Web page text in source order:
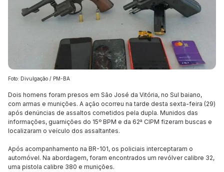
Foto: Divulgação / PM-BA
Dois homens foram presos em São José da Vitória, no Sul baiano,
com armas e munições. A ação ocorreu na tarde desta sexta-feira (29)
após denúncias de assaltos cometidos pela dupla. Munidos das
informações, guarnições do 15º BPM e da 62ª CIPM fizeram buscas e
localizaram o veículo dos assaltantes.
Após acompanhamento na BR-101, os policiais interceptaram o
automóvel. Na abordagem, foram encontrados um revólver calibre 32,
uma pistola calibre 380 e munições.